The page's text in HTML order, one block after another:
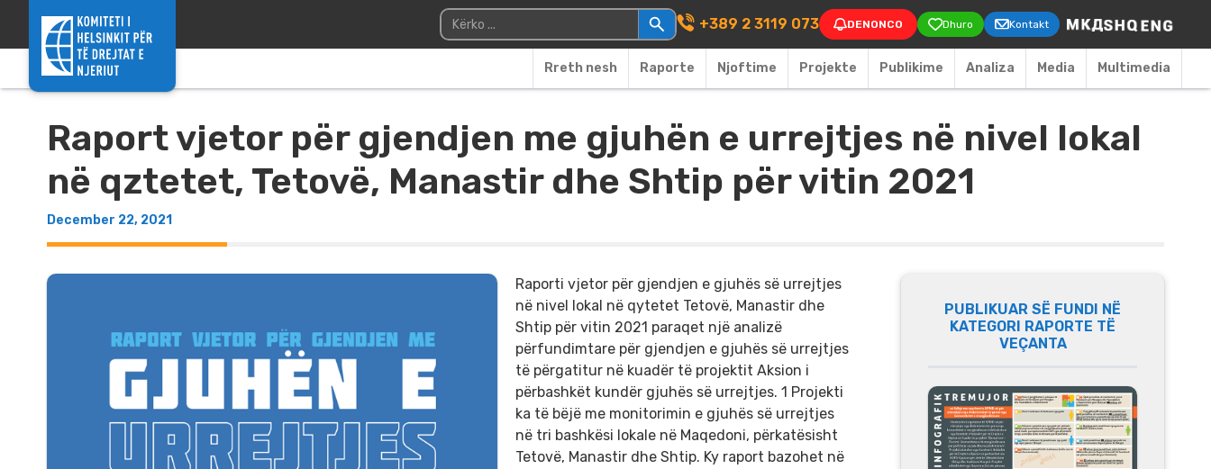
Main Navigation
Kërko për: +389 2 3119 073 DENONCO Dhuro Kontakt
Rreth nesh Raporte Njoftime Projekte Publikime Аnaliza Media Multimedia
Raport vjetor për gjendjen me gjuhën e urrejtjes në nivel lokal
në qztetet, Tetovë, Manastir dhe Shtip për vitin 2021
December 22, 2021
Raporti vjetor për gjendjen e gjuhës së urrejtjes
në nivel lokal në qytetet Tetovë, Manastir dhe
Shtip për vitin 2021 paraqet një analizë
përfundimtare për gjendjen e gjuhës së urrejtjes
të përgatitur në kuadër të projektit Aksion i
përbashkët kundër gjuhës së urrejtjes. 1 Projekti
ka të bëjë me monitorimin e gjuhës së urrejtjes
në tri bashkësi lokale në Maqedoni, përkatësisht
Tetovë, Manastir dhe Shtip. Ky raport bazohet në
PUBLIKUAR SË FUNDI NË
KATEGORI RAPORTE TË
VEÇANTA